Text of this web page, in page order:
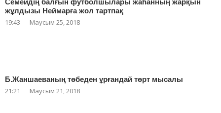
Семейдің балғын футболшылары жаһанның жарқын
жұлдызы Неймарға жол тартпақ
19:43 Маусым 25, 2018
Б.Жаншаеваның төбеден ұрғандай төрт мысалы
21:21 Маусым 21, 2018